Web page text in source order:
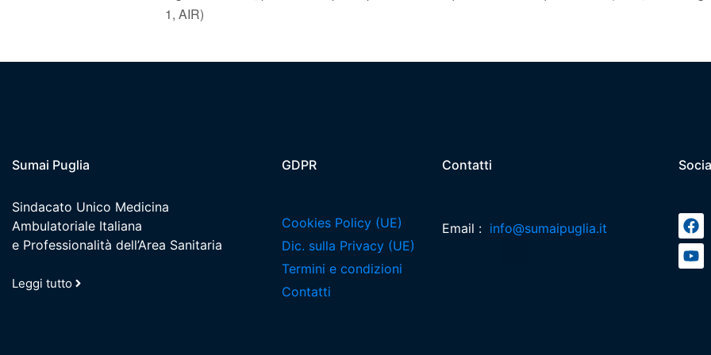
1, AIR)
Sumai Puglia
Sindacato Unico Medicina
Ambulatoriale Italiana
e Professionalità dell’Area Sanitaria
Leggi tutto
GDPR
Cookies Policy (UE)
Dic. sulla Privacy (UE)
Termini e condizioni
Contatti
Contatti
Email : info@sumaipuglia.it